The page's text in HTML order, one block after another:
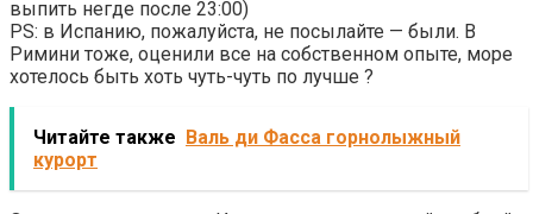
выпить негде после 23:00)
PS: в Испанию, пожалуйста, не посылайте — были. В
Римини тоже, оценили все на собственном опыте, море
хотелось быть хоть чуть-чуть по лучше ?
Читайте также
Валь ди Фасса горнолыжный
курорт